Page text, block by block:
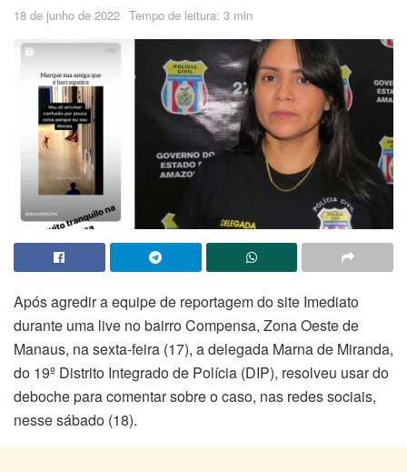
18 de junho de 2022 Tempo de leitura: 3 min
Após agredir a equipe de reportagem do site Imediato
durante uma live no bairro Compensa, Zona Oeste de
Manaus, na sexta-feira (17), a delegada Marna de Miranda,
do 19º Distrito Integrado de Polícia (DIP), resolveu usar do
deboche para comentar sobre o caso, nas redes sociais,
nesse sábado (18).